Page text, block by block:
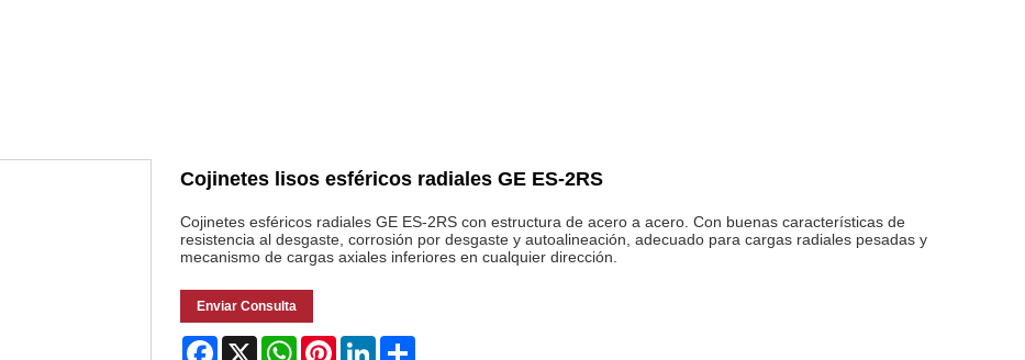
Cojinetes lisos esféricos radiales GE ES-2RS
Cojinetes esféricos radiales GE ES-2RS con estructura de acero a acero. Con buenas características de
resistencia al desgaste, corrosión por desgaste y autoalineación, adecuado para cargas radiales pesadas y
mecanismo de cargas axiales inferiores en cualquier dirección.
Enviar Consulta
Facebook
X WhatsAppPinterestLinkedIn